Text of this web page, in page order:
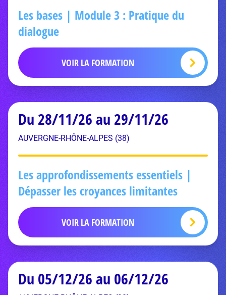
Les bases | Module 3 : Pratique du
dialogue
VOIR LA FORMATION
Du 28/11/26 au 29/11/26
AUVERGNE-RHÔNE-ALPES (38)
Les approfondissements essentiels |
Dépasser les croyances limitantes
VOIR LA FORMATION
Du 05/12/26 au 06/12/26